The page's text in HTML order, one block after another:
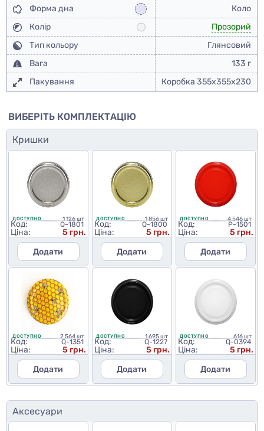
Форма дна
Коло
Колір
Прозорий
Тип кольору
Глянсовий
Вага
133 г
Пакування
Коробка 355х355х230
ВИБЕРІТЬ КОМПЛЕКТАЦІЮ
Кришки
ДОСТУПНО 1 126 шт
Код: Q-1801
Ціна:
5 грн.
Додати
ДОСТУПНО 1 856 шт
Код: Q-1800
Ціна:
5 грн.
Додати
ДОСТУПНО 4 546 шт
Код: P-1501
Ціна:
5 грн.
Додати
ДОСТУПНО 2 564 шт
Код: Q-1351
Ціна:
5 грн.
Додати
ДОСТУПНО 1 695 шт
Код: Q-1227
Ціна:
5 грн.
Додати
ДОСТУПНО 616 шт
Код: Q-0394
Ціна:
5 грн.
Додати
Аксесуари